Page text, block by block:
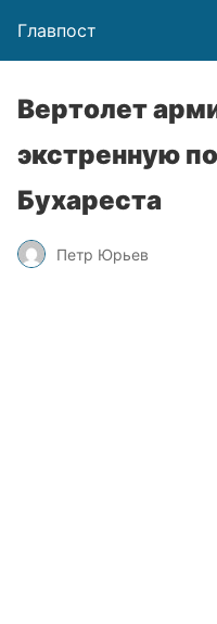
Главпост
Вертолет
экстренную
Бухареста
Петр Юрьев